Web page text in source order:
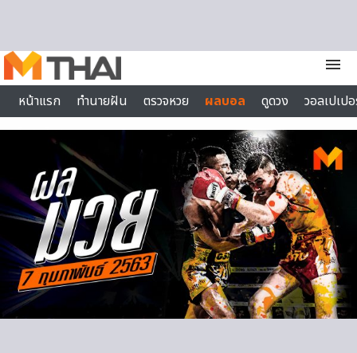
menu
หน้าแรก
ทำนายฝัน ตรวจหวย ผลบอล ดูดวง
วอลเปเป
ไลฟ์สไตล์